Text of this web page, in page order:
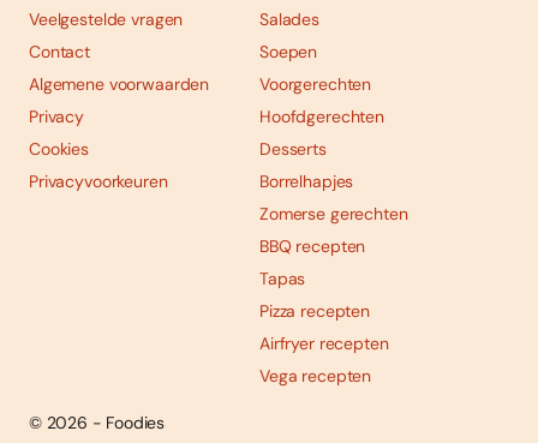
Veelgestelde vragen
Contact
Algemene voorwaarden
Privacy
Cookies
Privacyvoorkeuren
Salades
Soepen
Voorgerechten
Hoofdgerechten
Desserts
Borrelhapjes
Zomerse gerechten
BBQ recepten
Tapas
Pizza recepten
Airfryer recepten
Vega recepten
© 2026 - Foodies